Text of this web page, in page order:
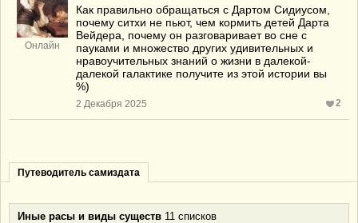
Онлайн
Как правильно обращаться с Дартом Сидиусом,
почему ситхи не пьют, чем кормить детей Дарта
Вейдера, почему он разговаривает во сне с
пауками и множество других удивительных и
нравоучительных знаний о жизни в далекой-
далекой галактике получите из этой истории вы
%)
2 Декабря 2025 2
Путеводитель самиздата
Иные расы и виды существ 11 списков